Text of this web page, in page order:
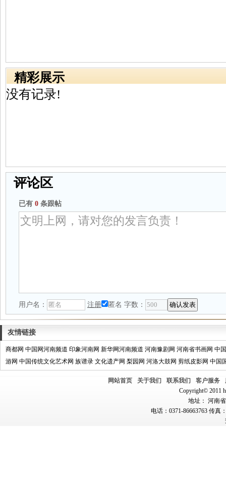
精彩展示
没有记录!
评论区
已有 0 条跟帖
用户名： 注册 匿名 字数：
友情链接
商都网 中国网河南频道 印象河南网 新华网河南频道 河南豫剧网 河南省书画网 中
游网 中国传统文化艺术网 族谱录 文化遗产网 梨园网 河洛大鼓网 剪纸皮影网 中国
网站首页 关于我们 联系我们 客户服务
Copyright© 2011
地址： 河南
电话：0371-86663763 传真